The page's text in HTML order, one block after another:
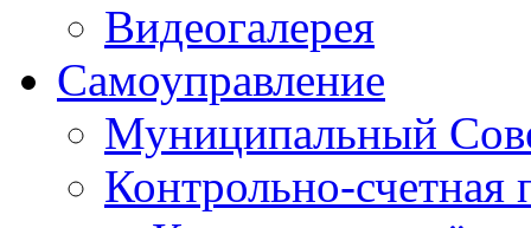
Видеогалерея
Самоуправление
Муниципальный
Контрольно-счетная